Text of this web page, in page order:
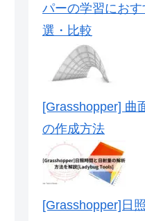
パーの学習にお
選・比較
[Grasshopper] 曲
の作成方法
[Grasshopper]日